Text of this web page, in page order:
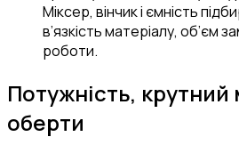
Міксер, вінчик і ємність
в’язкість матеріалу, об’єм
роботи.
Потужність, крутний
оберти